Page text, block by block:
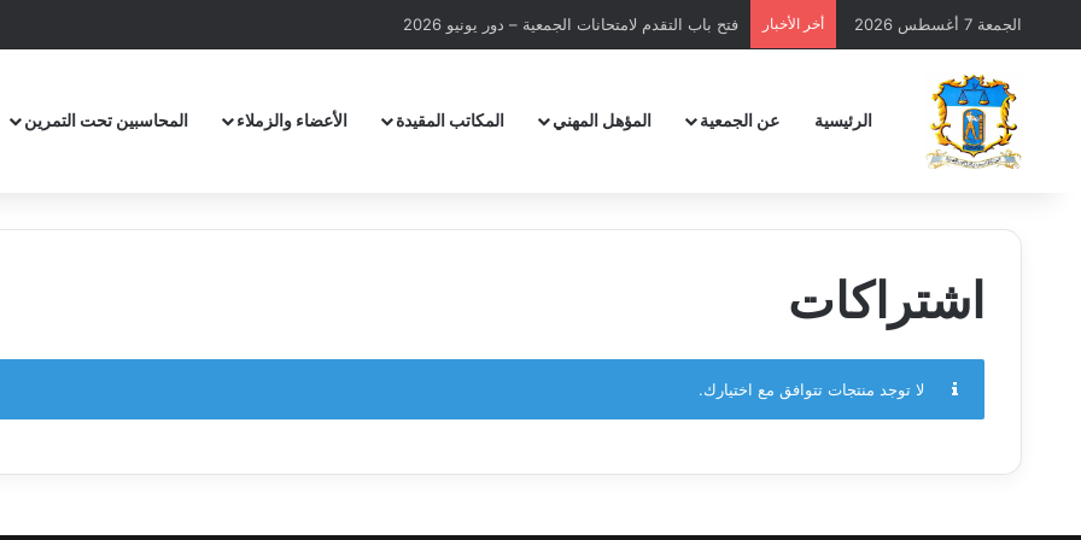
الجمعة 7 أغسطس 2026 أخر الأخبار فتح باب التقدم لامتحانات الجمعية – دور يونيو 2026
الرئيسية عن الجمعية المؤهل المهني المكاتب المقيدة الأعضاء والزملاء المحاسبين تحت التمرين
اشتراكات
لا توجد منتجات تتوافق مع اختيارك.